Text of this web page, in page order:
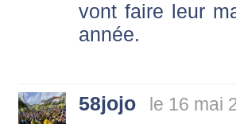
vont faire leur
année.
58jojo le 16 mai